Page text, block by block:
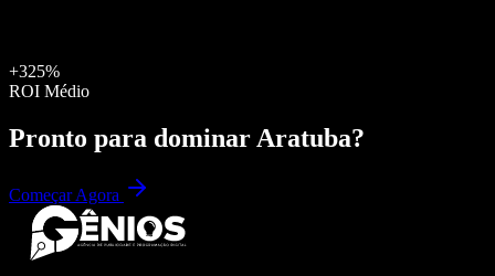
+325%
ROI Médio
Pronto para dominar Aratuba?
Começar Agora